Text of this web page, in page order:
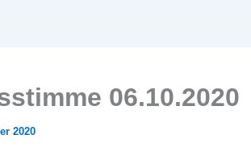
06.10.2020
2020